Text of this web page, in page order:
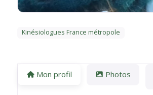
Kinésiologues France métropole
Mon profil Photos